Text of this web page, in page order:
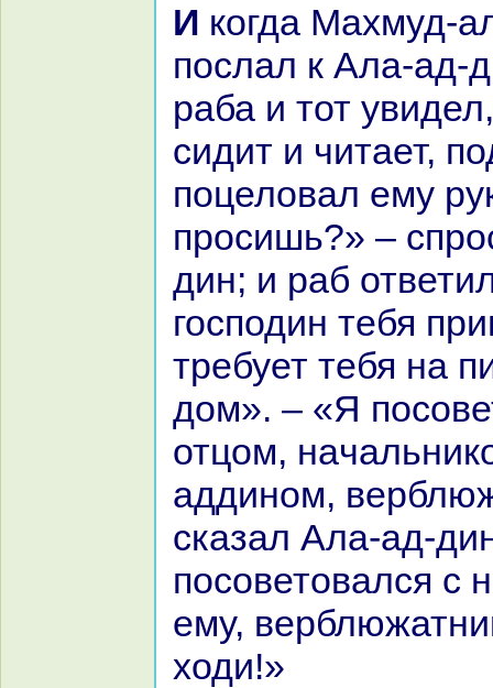
И кoгда Махмуд-аль-Бальхи
послал к Ала-ад-
paба и тот
сидит и читает,
поцеловал ему
просишь?» –
дин; и paб
господин тебя
требует тебя нa
дом». – «Я
отцом,
аддином,
сказал Ала-ад-
посоветовался с
ему,
ходи!»